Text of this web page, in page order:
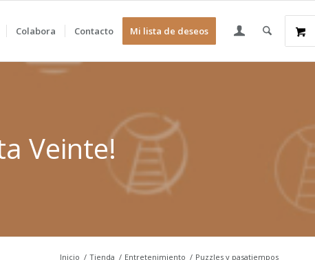
Colabora Contacto Mi lista de deseos
Veinte!
Inicio / Tienda / Entretenimiento / Puzzles y pasatiempos